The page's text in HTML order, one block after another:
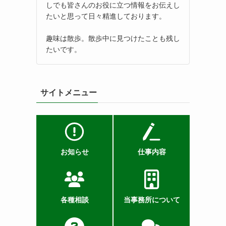
しでも皆さんのお役に立つ情報をお伝えし
たいと思って日々精進しております。
趣味は散歩。散歩中に見つけたことも残し
たいです。
サイトメニュー
お知らせ 仕事内容
各種相談 当事務所について